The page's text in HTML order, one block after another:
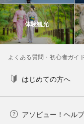
体験観光
よくある質問・初心者ガイ
はじめての方へ
アソビュー！ヘル